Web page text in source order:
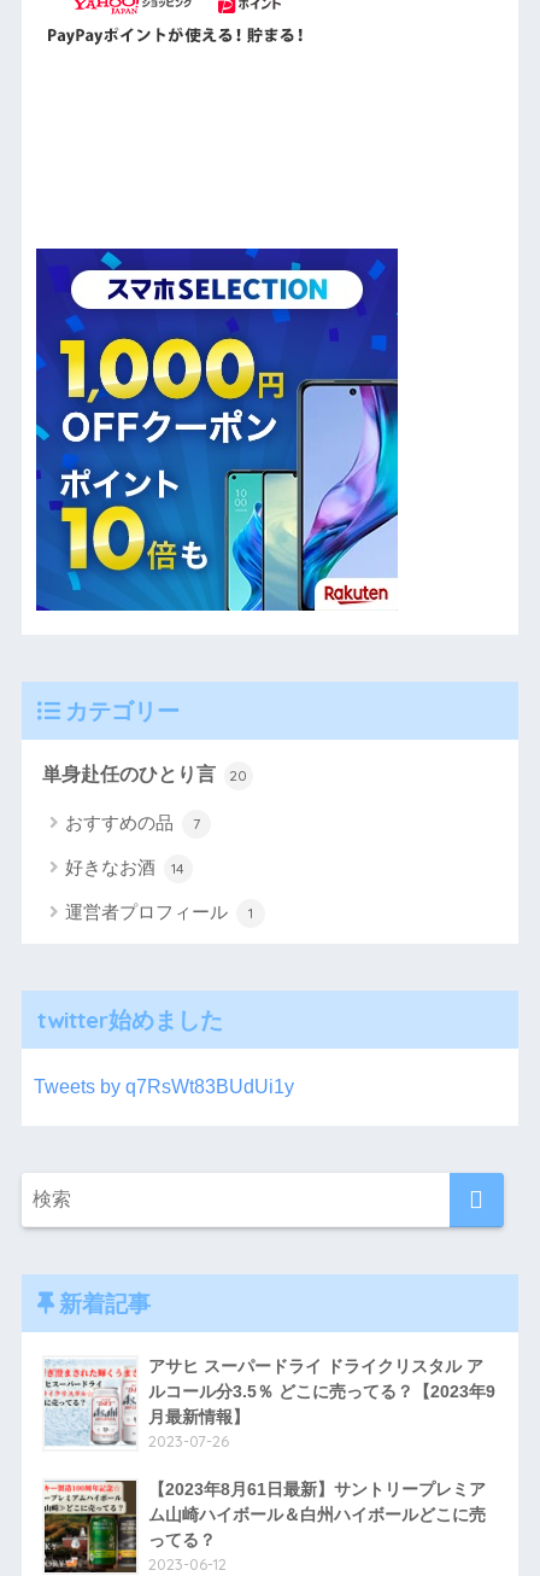
カテゴリー
単身赴任のひとり言 20
おすすめの品 7
好きなお酒 14
運営者プロフィール 1
twitter始めました
Tweets by q7RsWt83BUdUi1y
新着記事
アサヒ スーパードライ ドライクリスタル ア
ルコール分3.5％ どこに売ってる？【2023年9
月最新情報】
2023-07-26
【2023年8月61日最新】サントリープレミア
ム山崎ハイボール＆白州ハイボールどこに売
ってる？
2023-06-12